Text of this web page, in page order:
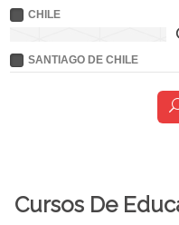
CHILE
SANTIAGO DE CHILE
Cursos De